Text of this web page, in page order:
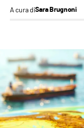
A cura diSara Brugnoni